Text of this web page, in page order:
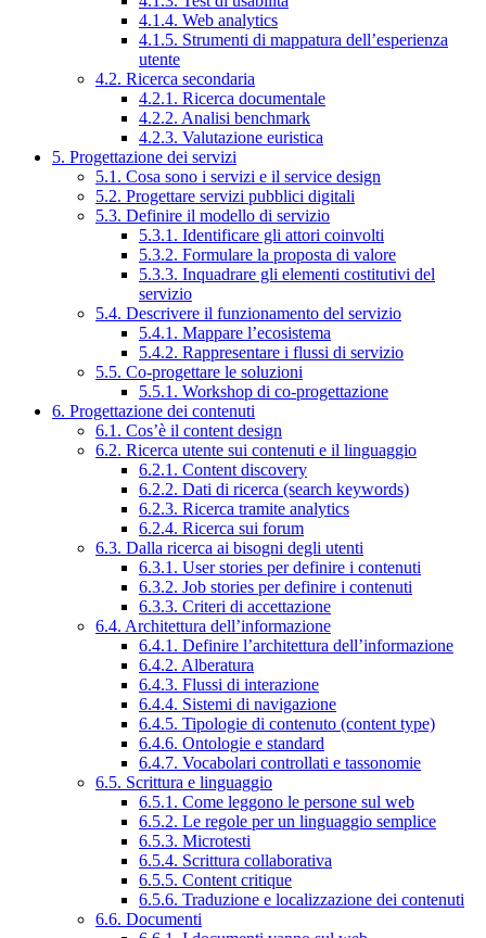
4.1.4. Web analytics
4.1.5. Strumenti di mappatura dell’esperienza
utente
4.2. Ricerca secondaria
4.2.1. Ricerca documentale
4.2.2. Analisi benchmark
4.2.3. Valutazione euristica
5. Progettazione dei servizi
5.1. Cosa sono i servizi e il service design
5.2. Progettare servizi pubblici digitali
5.3. Definire il modello di servizio
5.3.1. Identificare gli attori coinvolti
5.3.2. Formulare la proposta di valore
5.3.3. Inquadrare gli elementi costitutivi del
servizio
5.4. Descrivere il funzionamento del servizio
5.4.1. Mappare l’ecosistema
5.4.2. Rappresentare i flussi di servizio
5.5. Co-progettare le soluzioni
5.5.1. Workshop di co-progettazione
6. Progettazione dei contenuti
6.1. Cos’è il content design
6.2. Ricerca utente sui contenuti e il linguaggio
6.2.1. Content discovery
6.2.2. Dati di ricerca (search keywords)
6.2.3. Ricerca tramite analytics
6.2.4. Ricerca sui forum
6.3. Dalla ricerca ai bisogni degli utenti
6.3.1. User stories per definire i contenuti
6.3.2. Job stories per definire i contenuti
6.3.3. Criteri di accettazione
6.4. Architettura dell’informazione
6.4.1. Definire l’architettura dell’informazione
6.4.2. Alberatura
6.4.3. Flussi di interazione
6.4.4. Sistemi di navigazione
6.4.5. Tipologie di contenuto (content type)
6.4.6. Ontologie e standard
6.4.7. Vocabolari controllati e tassonomie
6.5. Scrittura e linguaggio
6.5.1. Come leggono le persone sul web
6.5.2. Le regole per un linguaggio semplice
6.5.3. Microtesti
6.5.4. Scrittura collaborativa
6.5.5. Content critique
6.5.6. Traduzione e localizzazione dei contenuti
6.6. Documenti